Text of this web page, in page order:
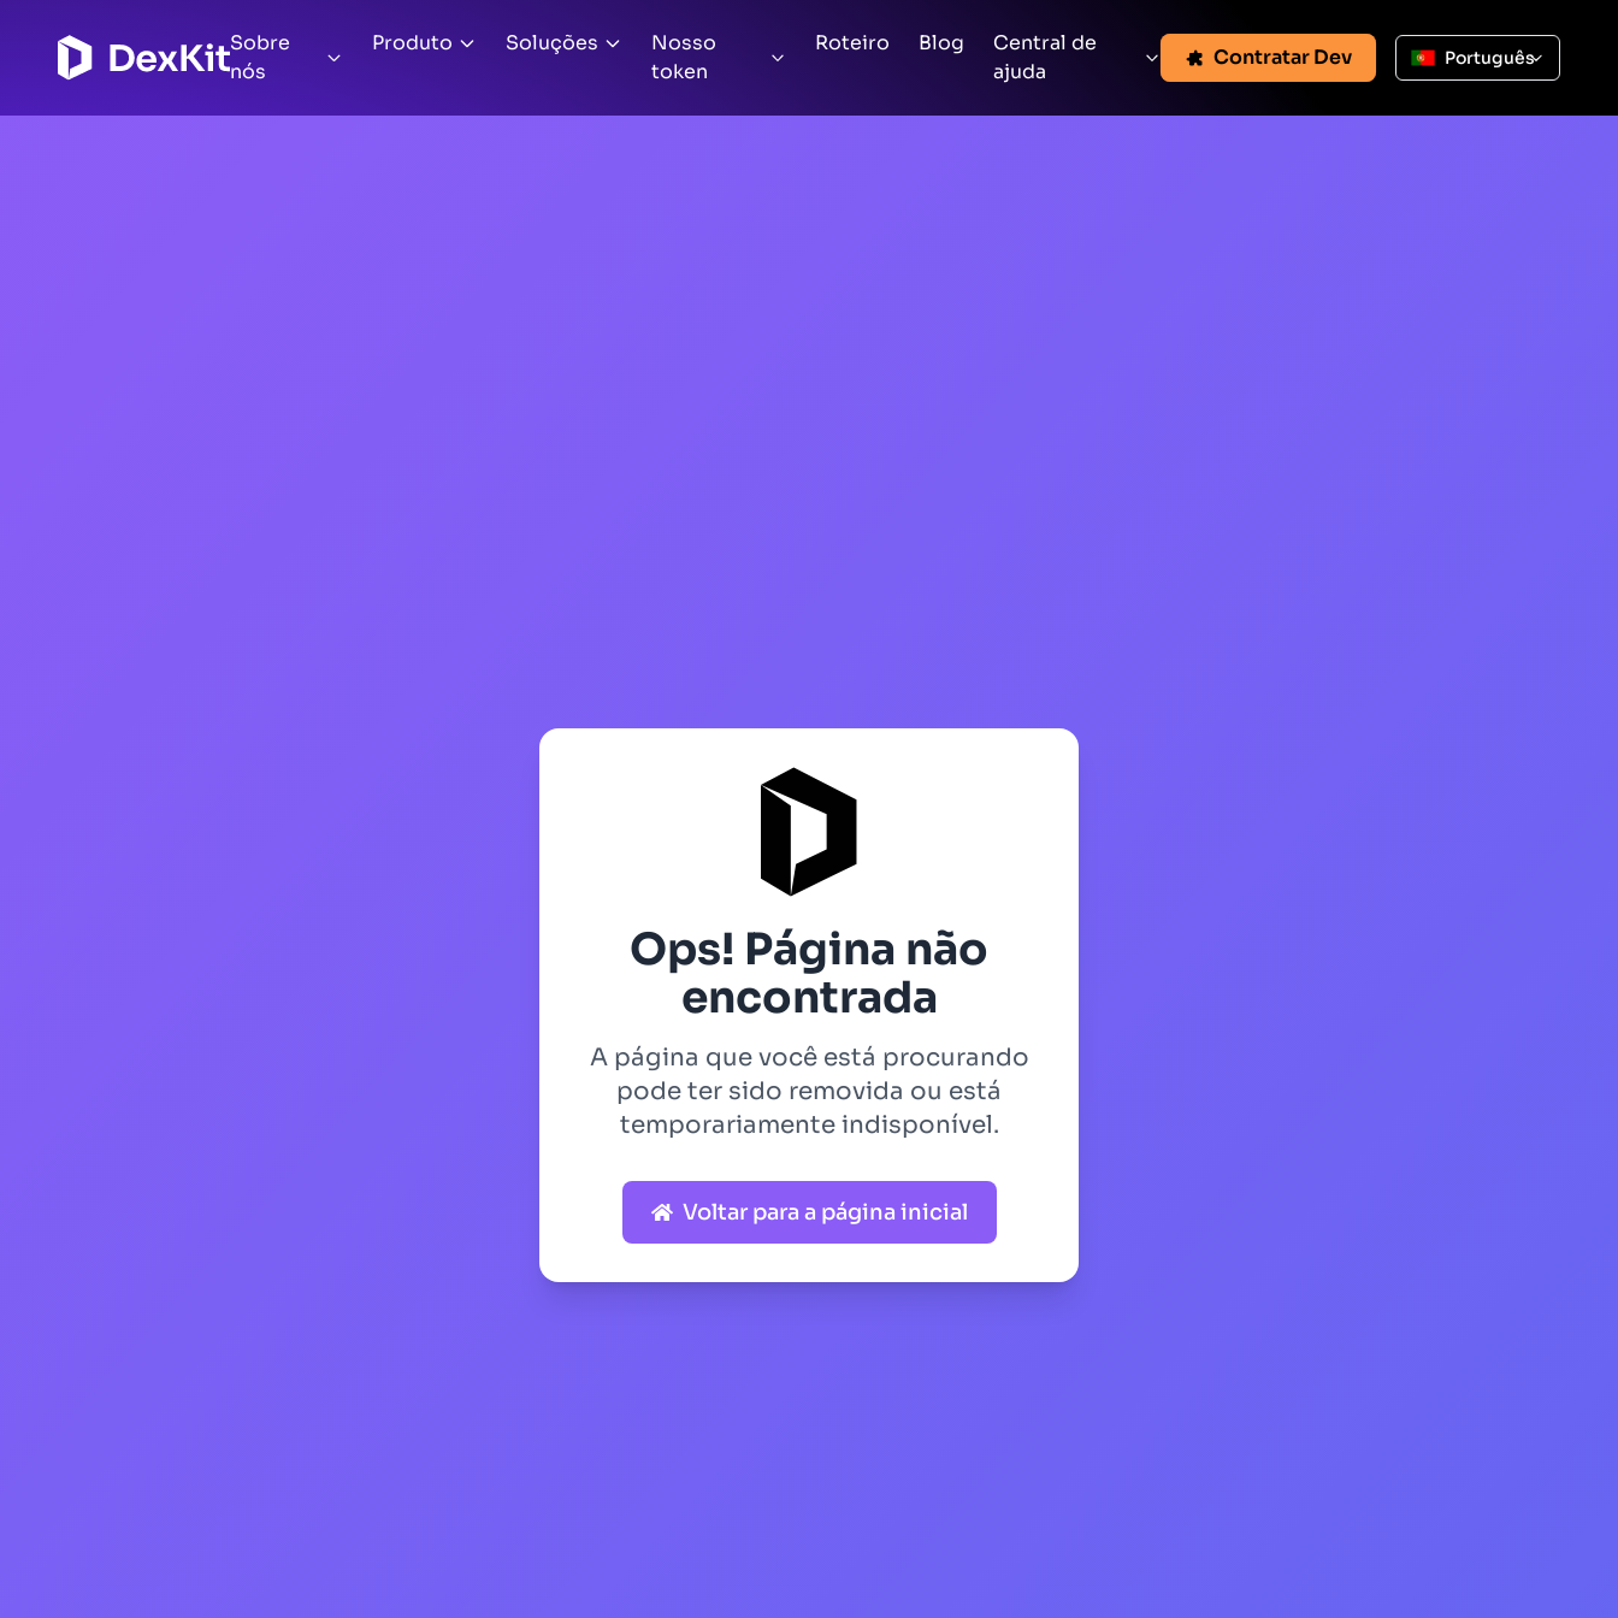
Sobre
nós
Produto Soluções
Nosso
token
Roteiro Blog
Central de
ajuda
Contratar Dev Português
Ops! Página não
encontrada
A página que você está procurando
pode ter sido removida ou está
temporariamente indisponível.
Voltar para a página inicial